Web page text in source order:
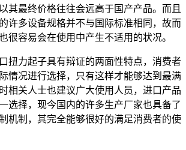
其最终价格往往会远高于国产产品。而且
许多设备规格并不与国际标准相同，故而
很容易会在使用中产生不适用的状况。
力起子具有辩证的两面性特点，消费者
情况进行选择，只有这样才能够达到最满
相关人士也建议广大使用人员，进口产品
选择，现今国内的许多生产厂家也具备了
机制，其完全能够很好的满足消费者的使